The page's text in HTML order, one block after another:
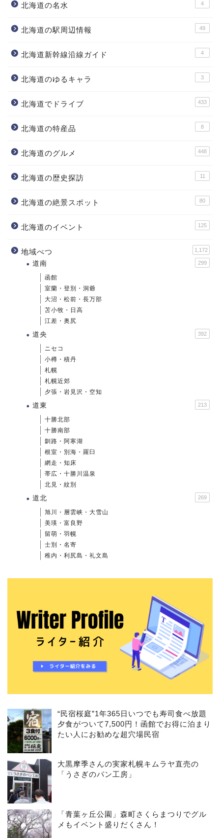
北海道の名水 4
北海道の駅周辺情報 49
北海道新幹線沿線ガイド 4
北海道のゆるキャラ 3
北海道でドライブ 433
北海道の特産品 8
北海道のグルメ 448
北海道の歴史探訪 11
北海道の絶景スポット 80
北海道のイベント 125
地域べつ 1,172
道南 299
函館
室蘭・登別・洞爺
大沼・松前・長万部
苫小牧・日高
江差・奥尻
道央 392
ニセコ
小樽・積丹
札幌
札幌近郊
夕張・岩見沢・空知
道東 213
十勝北部
十勝南部
釧路・阿寒湖
根室・別海・羅臼
網走・知床
帯広・十勝川温泉
北見・紋別
道北 269
旭川・層雲峡・大雪山
美瑛・富良野
留萌・羽幌
士別・名寄
稚内・利尻島・礼文島
“民宿桜庭”1年365日いつでも寿司食べ放題
夕食がついて7,500円！函館でお得に泊まり
たい人にお勧めな超穴場民宿
大黒摩季さんの実家札幌キムラヤ直売の
「うさぎのパン工房」
「青葉ヶ丘公園」森町さくらまつりでグル
メもイベント盛りだくさん！